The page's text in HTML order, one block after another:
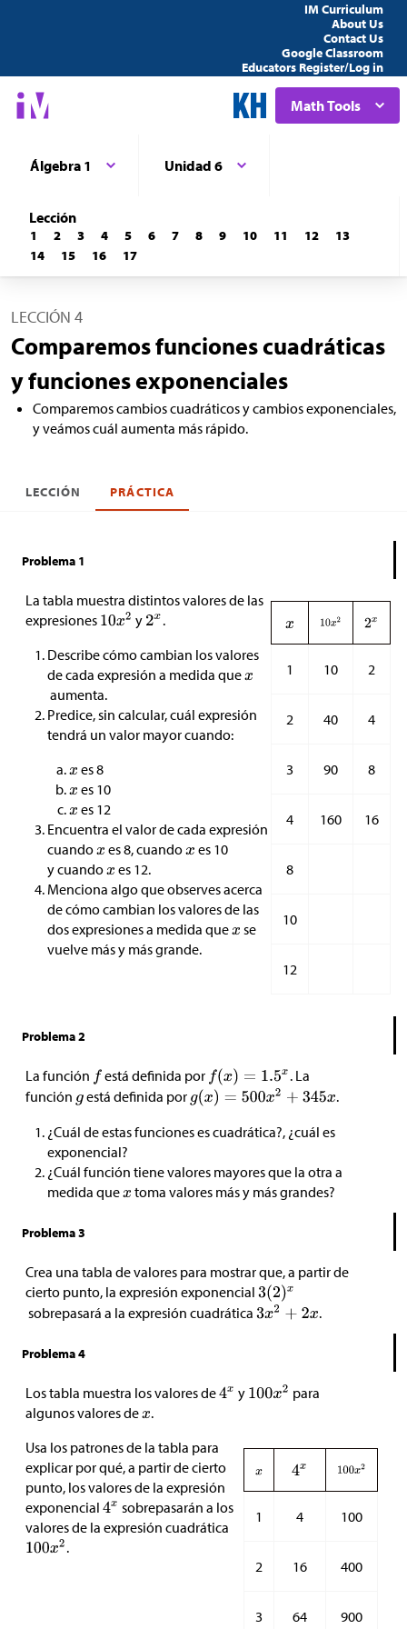
IM Curriculum
About Us
Contact Us
Google Classroom
Educators Register/Log in
Math Tools
Álgebra 1 Unidad 6
Lección
1 2 3 4 5 6 7 8 9 10 11 12
13
14
15 16 17
LECCIÓN 4
Comparemos funciones cuadráticas
y funciones exponenciales
Comparemos cambios cuadráticos y cambios exponenciales,
y veámos cuál aumenta más rápido.
LECCIÓN PRÁCTICA
Problema 1
La tabla muestra distintos valores de las
expresiones
y
.
Describe cómo cambian los valores
de cada expresión a medida que
aumenta.
Predice, sin calcular, cuál expresión
tendrá un valor mayor cuando:
es 8
es 10
es 12
Encuentra el valor de cada expresión
cuando
es 8, cuando
es 10
y cuando
es 12.
Menciona algo que observes acerca
de cómo cambian los valores de las
dos expresiones a medida que
se
vuelve más y más grande.
1 10 2
2 40 4
3 90 8
4 160 16
8
10
12
Problema 2
La función está definida por
. La
función
está definida por
.
¿Cuál de estas funciones es cuadrática?, ¿cuál es
exponencial?
¿Cuál función tiene valores mayores que la otra a
medida que
toma valores más y más grandes?
Problema 3
Crea una tabla de valores para mostrar que, a partir de
cierto punto, la expresión exponencial
sobrepasará a la expresión cuadrática
.
Problema 4
Los tabla muestra los valores de y
para
algunos valores de
.
Usa los patrones de la tabla para
explicar por qué, a partir de cierto
punto, los valores de la expresión
exponencial
sobrepasarán a los
valores de la expresión cuadrática
.
1 4 100
2 16 400
3 64 900